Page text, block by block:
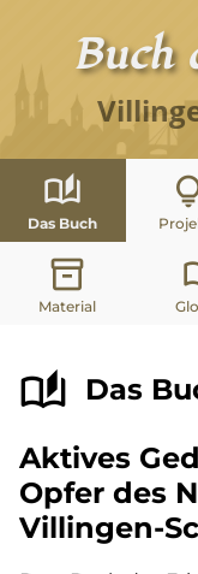
Buch
auto_stories
Das Buch
inventory_2
Material
auto_stories
Das
Aktives
Opfer des
Villingen-